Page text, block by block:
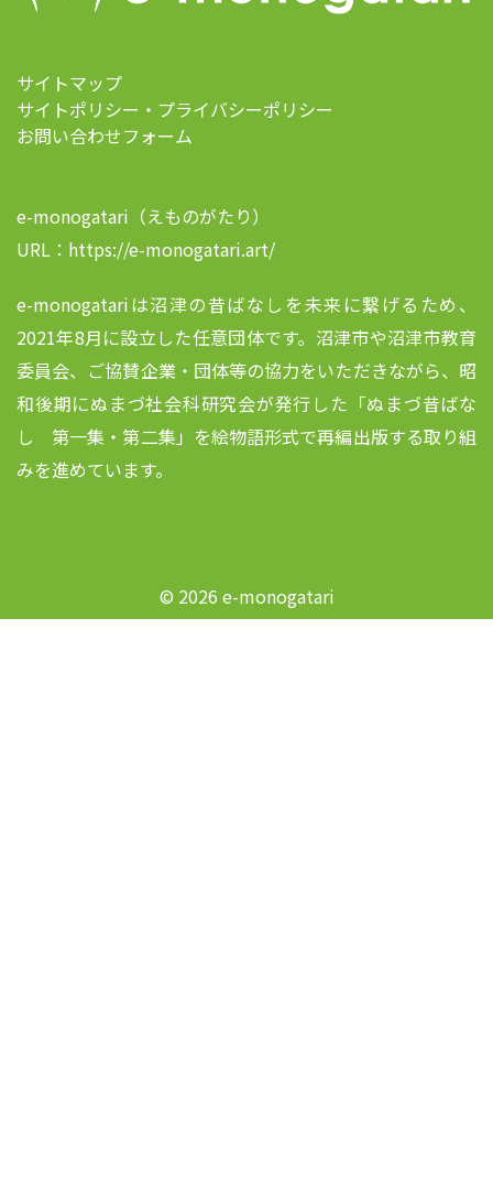
サイトマップ
サイトポリシー・プライバシーポリシー
お問い合わせフォーム
e-monogatari（えものがたり）
URL：https://e-monogatari.art/
e-monogatariは沼津の昔ばなしを未来に繋げるため、
2021年8月に設立した任意団体です。沼津市や沼津市教育
委員会、ご協賛企業・団体等の協力をいただきながら、昭
和後期にぬまづ社会科研究会が発行した「ぬまづ昔ばな
し 第一集・第二集」を絵物語形式で再編出版する取り組
みを進めています。
© 2026 e-monogatari